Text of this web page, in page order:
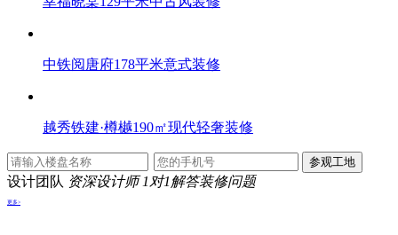
中铁阅唐府178平米意式装修
越秀铁建·樽樾190㎡现代轻奢装修
设计团队 资深设计师 1对1解答装修问题
更多>